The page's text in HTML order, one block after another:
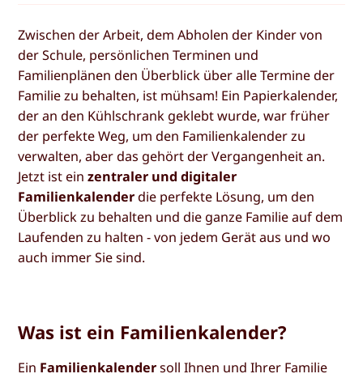
Zwischen der Arbeit, dem Abholen der Kinder von
der Schule, persönlichen Terminen und
Familienplänen den Überblick über alle Termine der
Familie zu behalten, ist mühsam! Ein Papierkalender,
der an den Kühlschrank geklebt wurde, war früher
der perfekte Weg, um den Familienkalender zu
verwalten, aber das gehört der Vergangenheit an.
Jetzt ist einzentraler und digitaler
Familienkalenderdie perfekte Lösung, um den
Überblick zu behalten und die ganze Familie auf dem
Laufenden zu halten - von jedem Gerät aus und wo
auch immer Sie sind.
Was ist ein Familienkalender?
Ein Familienkalendersoll Ihnen und Ihrer Familie